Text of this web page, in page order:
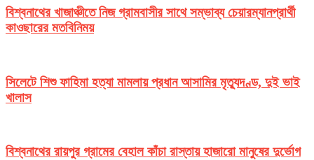
বিশ্বনাথের খাজাঞ্চীতে নিজ গ্রামবাসীর সাথে সম্ভাব্য চেয়ারম্যানপ্রার্থী
কাওছারের মতবিনিময়
সিলেটে শিশু ফাহিমা হত্যা মামলায় প্রধান আসামির মৃত্যুদণ্ড, দুই ভাই
খালাস
বিশ্বনাথের রায়পুর গ্রামের বেহাল কাঁচা রাস্তায় হাজারো মানুষের দুর্ভোগ